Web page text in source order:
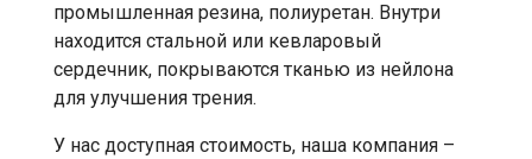
промышленная резина, полиуретан. Внутри
находится стальной или кевларовый
сердечник, покрываются тканью из нейлона
для улучшения трения.
У нас доступная стоимость, наша компания –